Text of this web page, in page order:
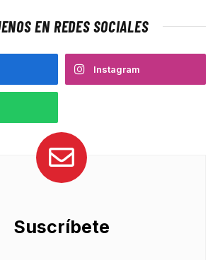
EN REDES SOCIALES
Instagram
Suscríbete